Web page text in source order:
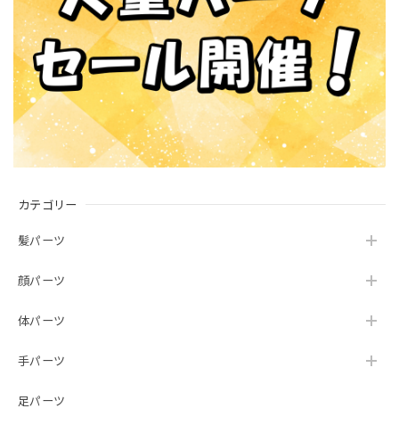
カテゴリー
髪パーツ
顔パーツ
体パーツ
手パーツ
足パーツ